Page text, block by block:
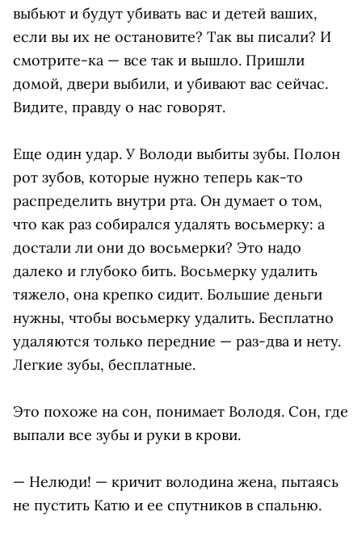
выбьют и будут убивать вас и детей ваших,
если вы их не остановите? Так вы писали? И
смотрите-ка — все так и вышло. Пришли
домой, двери выбили, и убивают вас сейчас.
Видите, правду о нас говорят.
Еще один удар. У Володи выбиты зубы. Полон
рот зубов, которые нужно теперь как-то
распределить внутри рта. Он думает о том,
что как раз собирался удалять восьмерку: а
достали ли они до восьмерки? Это надо
далеко и глубоко бить. Восьмерку удалить
тяжело, она крепко сидит. Большие деньги
нужны, чтобы восьмерку удалить. Бесплатно
удаляются только передние — раз-два и нету.
Легкие зубы, бесплатные.
Это похоже на сон, понимает Володя. Сон, где
выпали все зубы и руки в крови.
— Нелюди! — кричит володина жена, пытаясь
не пустить Катю и ее спутников в спальню.